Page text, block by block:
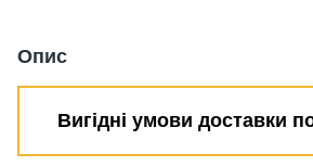
Опис
Вигідні умови доставки по